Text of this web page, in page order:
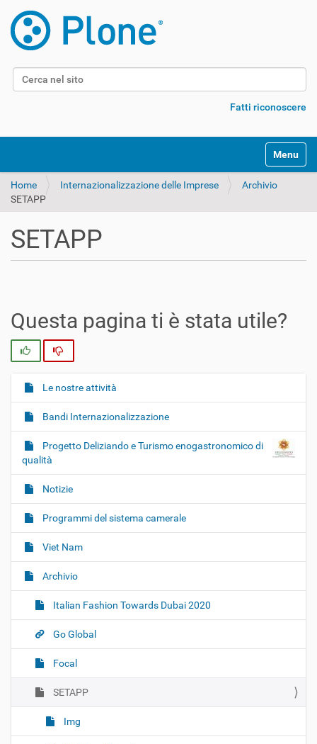
Cerca nel sito
Fatti riconoscere
Alterna
Home Internazionalizzazione delle Imprese
Archivio
SETAPP
SETAPP
Questa pagina ti è stata utile?
N
a
v
g
a
z
o
n
e
Le nostre attività
Bandi Internazionalizzazione
Progetto Deliziando e Turismo enogastronomico di
qualità
Notizie
Programmi del sistema camerale
Viet Nam
Archivio
Italian Fashion Towards Dubai 2020
Go Global
Focal
SETAPP
Img